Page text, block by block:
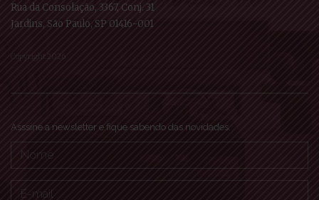
Rua da Consolação, 3367, Conj. 31
Jardins, São Paulo, SP 01416-001
Copyright 2026
Asssine a newsletter e fique sabendo das novidades.